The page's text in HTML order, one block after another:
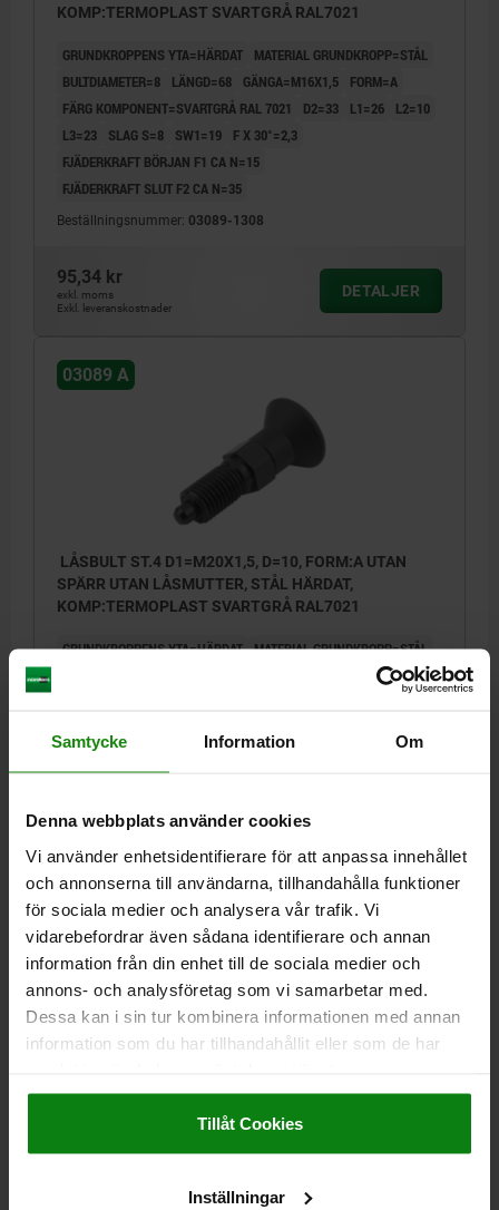
Samtycke Information Om
Denna webbplats använder cookies
Vi använder enhetsidentifierare för att anpassa innehållet
och annonserna till användarna, tillhandahålla funktioner
för sociala medier och analysera vår trafik. Vi
vidarebefordrar även sådana identifierare och annan
information från din enhet till de sociala medier och
annons- och analysföretag som vi samarbetar med.
Dessa kan i sin tur kombinera informationen med annan
information som du har tillhandahållit eller som de har
Impressum|Dataskydd|AGB
Tillåt Cookies
Inställningar
KOMP:TERMOPLAST SVARTGRÅ RAL7021
GRUNDKROPPENS YTA=HÄRDAT
MATERIAL GRUNDKROPP=STÅL
BULTDIAMETER=8
LÄNGD=68 GÄNGA=M16X1,5
FORM=A
FÄRG KOMPONENT=SVARTGRÅ RAL 7021
D2=33 L1=26
L2=10
L3=23
SLAG S=8 SW1=19
F X 30°=2,3
FJÄDERKRAFT BÖRJAN F1 CA N=15
FJÄDERKRAFT SLUT F2 CA N=35
Beställningsnummer: 03089-1308
95,34 kr
exkl. moms
Exkl. leveranskostnader
DETALJER
03089 A
LÅSBULT ST.4 D1=M20X1,5, D=10, FORM:A UTAN
SPÄRR UTAN LÅSMUTTER, STÅL HÄRDAT,
KOMP:TERMOPLAST SVARTGRÅ RAL7021
GRUNDKROPPENS YTA=HÄRDAT MATERIAL GRUNDKROPP=STÅL
FORM=A
FJÄDERKRAFT BÖRJAN F1 CA N=15
Beställningsnummer: 03089-1410
exkl. moms
Exkl. leveranskostnader
DETALJER
03089 A
LÅSBULT ST.4 D1=M20X1,5, D=12, FORM:A UTAN
KOMP:TERMOPLAST SVARTGRÅ RAL7021